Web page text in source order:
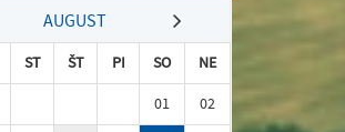
AUGUST
ST ŠT PI SO
NE
01
02